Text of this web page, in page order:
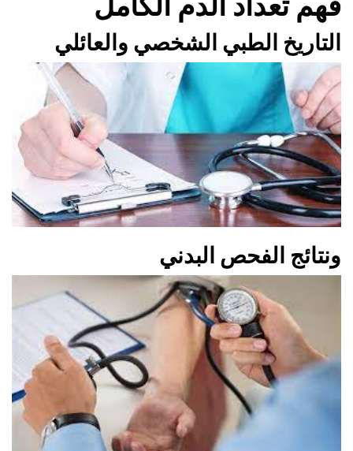
التاريخ الطبي الشخصي والعائلي
ونتائج الفحص البدني